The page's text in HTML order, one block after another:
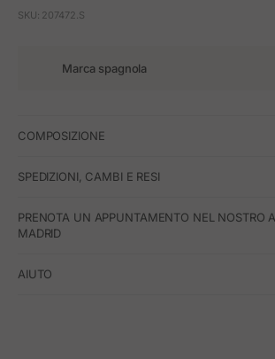
SKU: 207472.S
Marca spagnola
COMPOSIZIONE
SPEDIZIONI, CAMBI E RESI
PRENOTA UN APPUNTAMENTO NEL NOSTRO
MADRID
AIUTO